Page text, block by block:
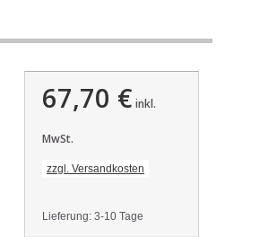
67,70 € inkl.
MwSt.
zzgl. Versandkosten
Lieferung: 3-10 Tage